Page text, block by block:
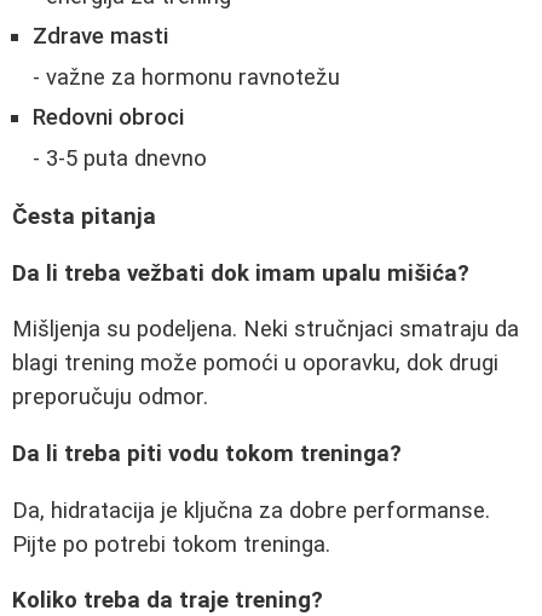
Zdrave masti
- važne za hormonu ravnotežu
Redovni obroci
- 3-5 puta dnevno
Česta pitanja
Da li treba vežbati dok imam upalu mišića?
Mišljenja su podeljena. Neki stručnjaci smatraju da
blagi trening može pomoći u oporavku, dok drugi
preporučuju odmor.
Da li treba piti vodu tokom treninga?
Da, hidratacija je ključna za dobre performanse.
Pijte po potrebi tokom treninga.
Koliko treba da traje trening?